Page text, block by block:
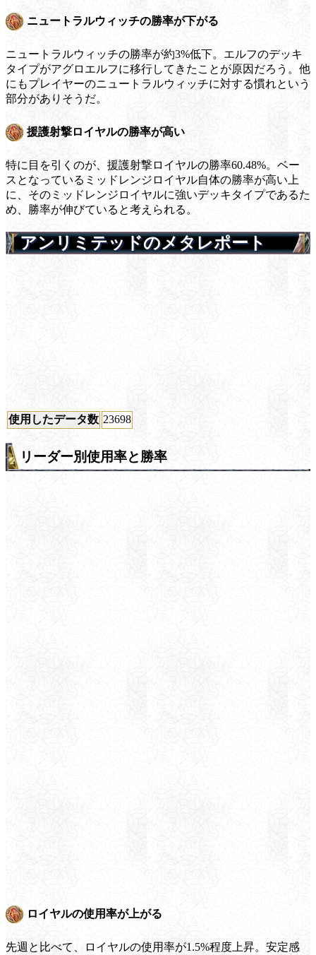
ニュートラルウィッチの勝率が下がる
ニュートラルウィッチの勝率が約3%低下。エルフのデッキ
タイプがアグロエルフに移行してきたことが原因だろう。他
にもプレイヤーのニュートラルウィッチに対する慣れという
部分がありそうだ。
援護射撃ロイヤルの勝率が高い
特に目を引くのが、援護射撃ロイヤルの勝率60.48%。ベー
スとなっているミッドレンジロイヤル自体の勝率が高い上
に、そのミッドレンジロイヤルに強いデッキタイプであるた
め、勝率が伸びていると考えられる。
アンリミテッドのメタレポート
使用したデータ数 23698
リーダー別使用率と勝率
ロイヤルの使用率が上がる
先週と比べて、ロイヤルの使用率が1.5%程度上昇。安定感